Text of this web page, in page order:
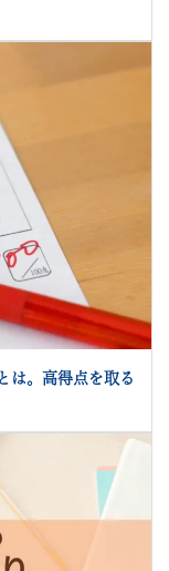
は。高得点を取る